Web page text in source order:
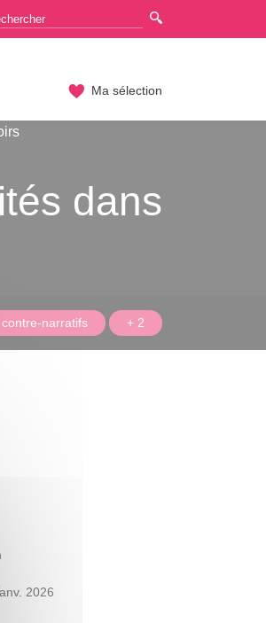
Ma sélection
dans
contre-narratifs + 2
2026